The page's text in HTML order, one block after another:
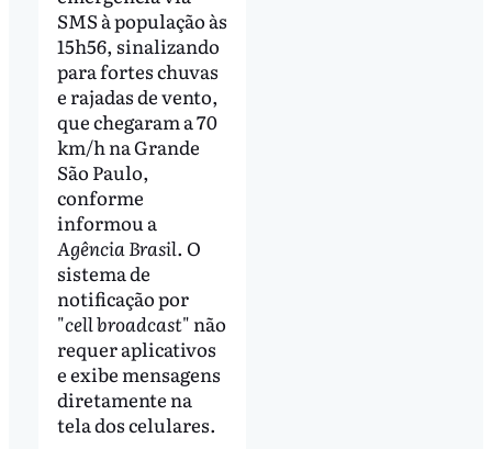
SMS à população às
15h56, sinalizando
para fortes chuvas
e rajadas de vento,
que chegaram a 70
km/h na Grande
São Paulo,
conforme
informou a
Agência Brasil. O
sistema de
notificação por
"cell broadcast" não
requer aplicativos
e exibe mensagens
diretamente na
tela dos celulares.